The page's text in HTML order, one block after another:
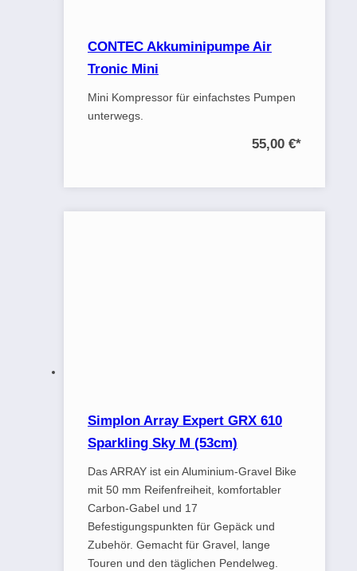
CONTEC Akkuminipumpe Air
Tronic Mini
Mini Kompressor für einfachstes Pumpen
unterwegs.
55,00 €*
Simplon Array Expert GRX 610
Sparkling Sky M (53cm)
Das ARRAY ist ein Aluminium-Gravel Bike
mit 50 mm Reifenfreiheit, komfortabler
Carbon-Gabel und 17
Befestigungspunkten für Gepäck und
Zubehör. Gemacht für Gravel, lange
Touren und den täglichen Pendelweg.